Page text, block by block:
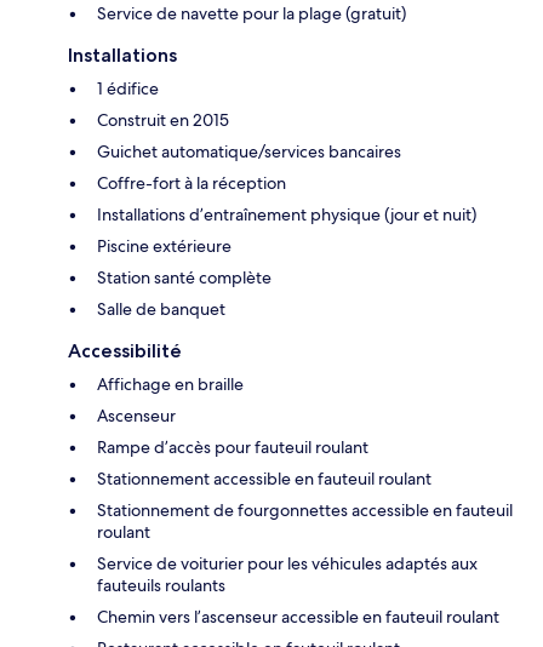
Service de navette pour la plage (gratuit)
Installations
1 édifice
Construit en 2015
Guichet automatique/services bancaires
Coffre-fort à la réception
Installations d’entraînement physique (jour et nuit)
Piscine extérieure
Station santé complète
Salle de banquet
Accessibilité
Affichage en braille
Ascenseur
Rampe d’accès pour fauteuil roulant
Stationnement accessible en fauteuil roulant
Stationnement de fourgonnettes accessible en fauteuil
roulant
Service de voiturier pour les véhicules adaptés aux
fauteuils roulants
Chemin vers l’ascenseur accessible en fauteuil roulant